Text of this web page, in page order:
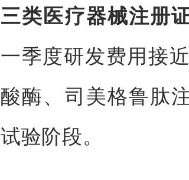
三类医疗器械注册
一季度研发费用接
酸酶、司美格鲁肽
试验阶段。